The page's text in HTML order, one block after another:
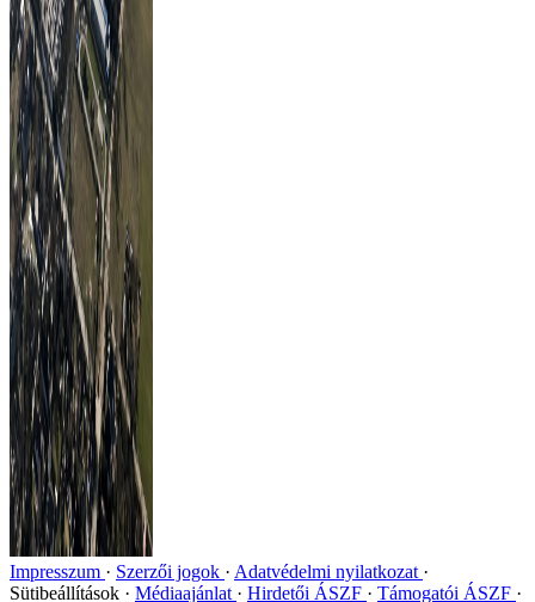
Impresszum Szerzői jogok
Adatvédelmi nyilatkozat
Sütibeállítások
Médiaajánlat Hirdetői ÁSZF Támogatói ÁSZF